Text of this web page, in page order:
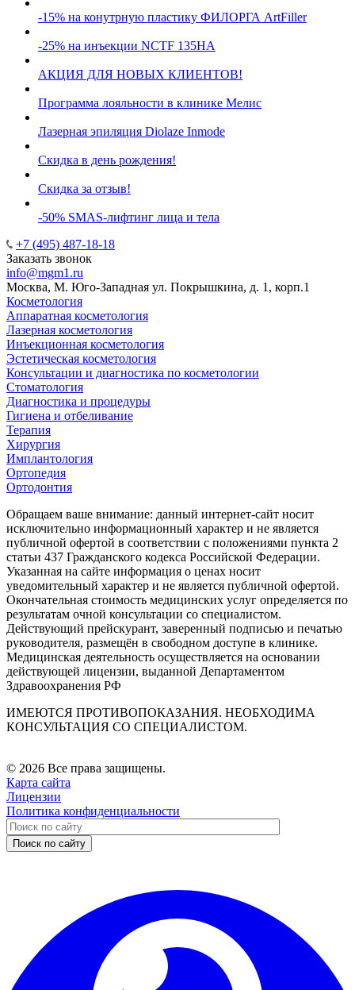
-15% на конутрную пластику ФИЛОРГА ArtFiller
-25% на инъекции NCTF 135HA
АКЦИЯ ДЛЯ НОВЫХ КЛИЕНТОВ!
Программа лояльности в клинике Мелис
Лазерная эпиляция Diolaze Inmode
Скидка в день рождения!
Скидка за отзыв!
-50% SMAS-лифтинг лица и тела
+7 (495) 487-18-18
Заказать звонок
info@mgm1.ru
Москва, М. Юго-Западная ул. Покрышкина, д. 1, корп.1
Косметология
Аппаратная косметология
Лазерная косметология
Инъекционная косметология
Эстетическая косметология
Консультации и диагностика по косметологии
Стоматология
Диагностика и процедуры
Гигиена и отбеливание
Терапия
Хирургия
Имплантология
Ортопедия
Ортодонтия
Обращаем ваше внимание: данный интернет-сайт носит
исключительно информационный характер и не является
публичной офертой в соответствии с положениями пункта 2
статьи 437 Гражданского кодекса Российской Федерации.
Указанная на сайте информация о ценах носит
уведомительный характер и не является публичной офертой.
Окончательная стоимость медицинских услуг определяется по
результатам очной консультации со специалистом.
Действующий прейскурант, заверенный подписью и печатью
руководителя, размещён в свободном доступе в клинике.
Медицинская деятельность осуществляется на основании
действующей лицензии, выданной Департаментом
Здравоохранения РФ
ИМЕЮТСЯ ПРОТИВОПОКАЗАНИЯ. НЕОБХОДИМА
КОНСУЛЬТАЦИЯ СО СПЕЦИАЛИСТОМ.
© 2026 Все права защищены.
Карта сайта
Лицензии
Политика конфиденциальности
Поиск по сайту